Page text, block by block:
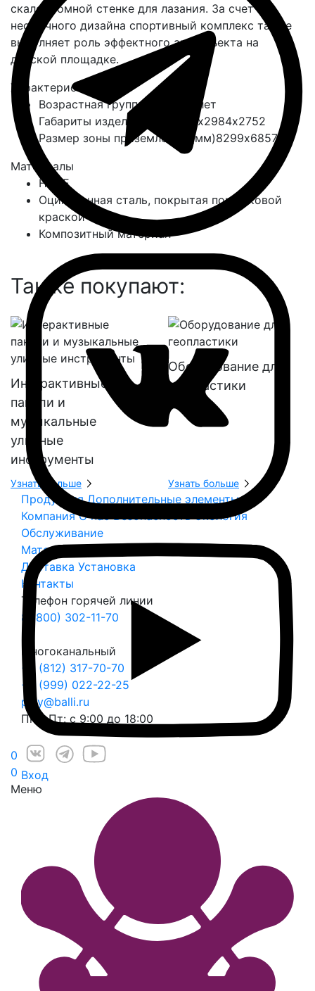
0
0
Меню
скалодромной стенке для лазания. За счет
необычного дизайна спортивный комплекс также
выполняет роль эффектного арт-объекта на
детской площадке.
Характеристики
Возрастная группа с 8 до 14 лет
Габариты изделия (мм)
4492х2984х2752
Размер зоны приземления (мм)8299х6857
Материалы
HDPE
Оцинковнная сталь, покрытая порошковой
краской
Композитный материал
Также покупают:
Интерактивные
панели и
музыкальные
уличные
инструменты
Узнать больше
Оборудование для
геопластики
Узнать больше
Продукция Дополнительные элементы
Компания О нас
Экология
Обслуживание
Материалы и цвета
Доставка Установка
Контакты
Телефон горячей линии
8 (800) 302-11-70
Многоканальный
+7 (812) 317-70-70
+7 (999) 022-22-25
play@balli.ru
Пн – Пт: с 9:00 до 18:00
Вход